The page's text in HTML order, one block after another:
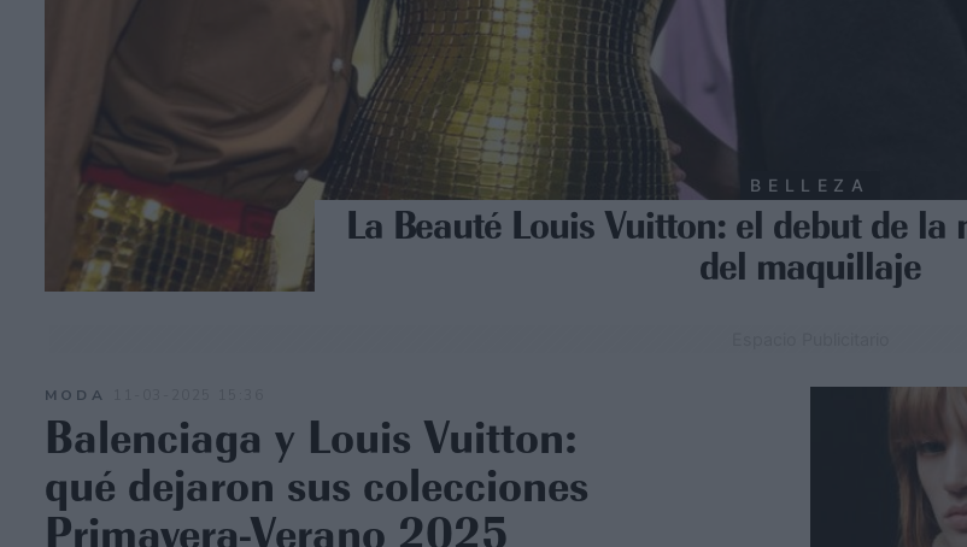
BELLEZA
La Beauté Louis Vuitton: el debut de la
del maquillaje
MODA
Balenciaga y Louis Vuitton:
qué dejaron sus colecciones
Primavera-Verano 2025